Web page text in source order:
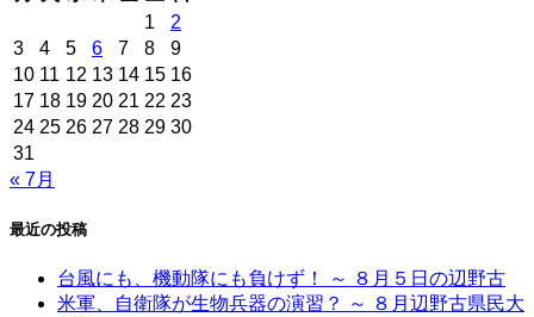
1
2
3
4 5 6 7 8
9
10 11 12 13 14 15 16
17 18 19 20 21 22 23
24 25 26 27 28 29 30
31
« 7月
最近の投稿
台風にも、機動隊にも負けず！ ～ ８月５日の辺野古
米軍、自衛隊が生物兵器の演習？ ～ ８月辺野古県民大